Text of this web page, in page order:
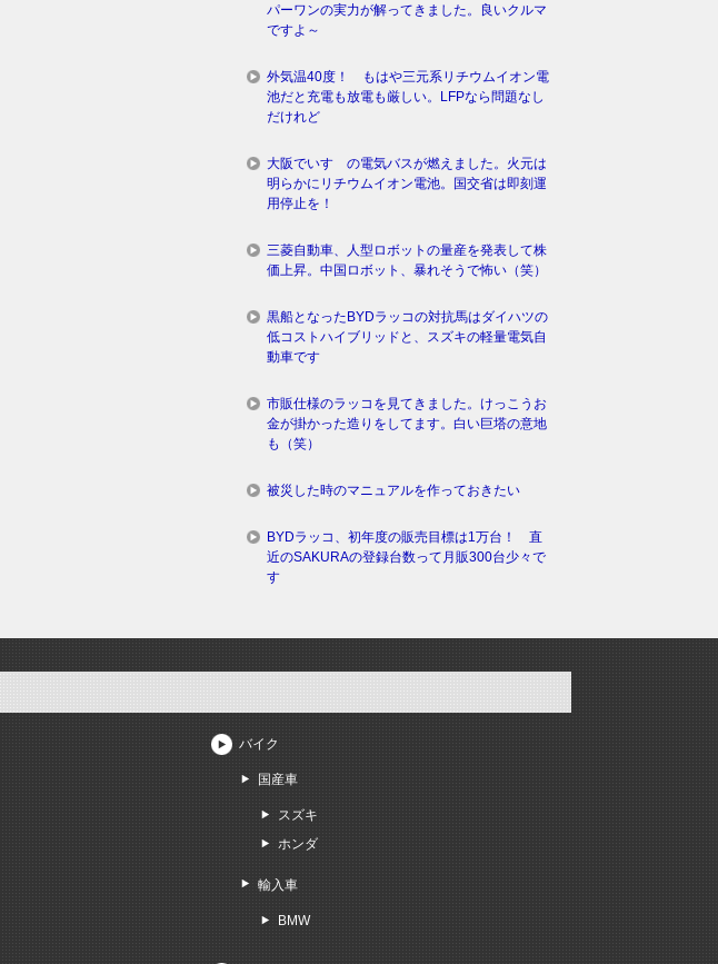
パーワンの実力が解ってきました。良いクルマ
ですよ～
外気温40度！ もはや三元系リチウムイオン電
池だと充電も放電も厳しい。LFPなら問題なし
だけれど
大阪でいすゞの電気バスが燃えました。火元は
明らかにリチウムイオン電池。国交省は即刻運
用停止を！
三菱自動車、人型ロボットの量産を発表して株
価上昇。中国ロボット、暴れそうで怖い（笑）
黒船となったBYDラッコの対抗馬はダイハツの
低コストハイブリッドと、スズキの軽量電気自
動車です
市販仕様のラッコを見てきました。けっこうお
金が掛かった造りをしてます。白い巨塔の意地
も（笑）
被災した時のマニュアルを作っておきたい
BYDラッコ、初年度の販売目標は1万台！ 直
近のSAKURAの登録台数って月販300台少々で
す
バイク
国産車
スズキ
ホンダ
輸入車
BMW